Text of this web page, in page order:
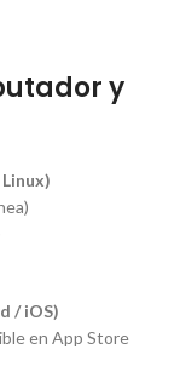
y
/ iOS)
en App Store